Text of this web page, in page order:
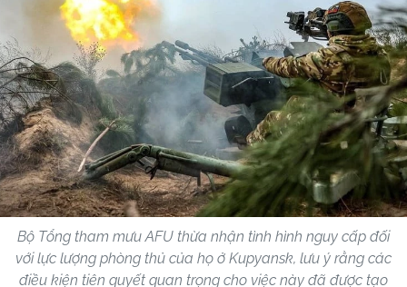
Bộ Tổng tham mưu AFU thừa nhận tình hình nguy cấp đối
với lực lượng phòng thủ của họ ở Kupyansk, lưu ý rằng các
điều kiện tiên quyết quan trọng cho việc này đã được tạo